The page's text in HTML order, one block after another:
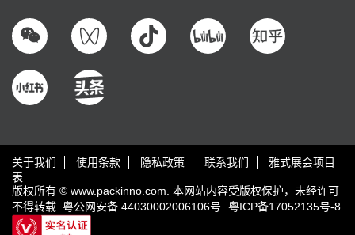
关于我们 使用条款 隐私政策 联系我们
雅式展会项目
表
版权所有 © www.packinno.com. 本网站内容受版权保护，未经许可
不得转载. 粤公网安备 44030002006106号 粤ICP备17052135号-8